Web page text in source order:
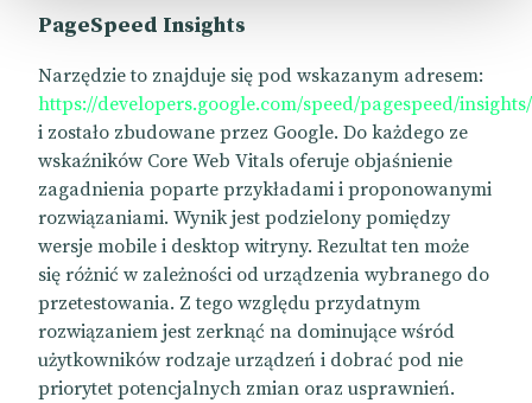
PageSpeed Insights
Narzędzie to znajduje się pod wskazanym adresem:
https://developers.google.com/speed/pagespeed/insights/
i zostało zbudowane przez Google. Do każdego ze
wskaźników Core Web Vitals oferuje objaśnienie
zagadnienia poparte przykładami i proponowanymi
rozwiązaniami. Wynik jest podzielony pomiędzy
wersje mobile i desktop witryny. Rezultat ten może
się różnić w zależności od urządzenia wybranego do
przetestowania. Z tego względu przydatnym
rozwiązaniem jest zerknąć na dominujące wśród
użytkowników rodzaje urządzeń i dobrać pod nie
priorytet potencjalnych zmian oraz usprawnień.